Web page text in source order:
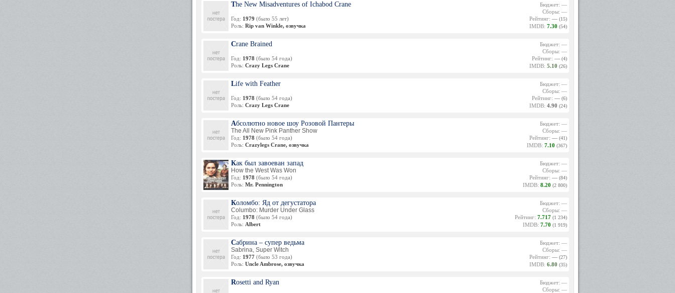
The New Misadventures of Ichabod Crane
Год: 1979 (было 55 лет)
Роль: Rip van Winkle, озвучка
Бюджет: —
Сборы: —
Рейтинг: — (15)
IMDB: 7.30 (54)
Crane Brained
Год: 1978 (было 54 года)
Роль: Crazy Legs Crane
Бюджет: —
Сборы: —
Рейтинг: — (4)
IMDB: 5.10 (26)
Life with Feather
Год: 1978 (было 54 года)
Роль: Crazy Legs Crane
Бюджет: —
Сборы: —
Рейтинг: — (6)
IMDB: 4.90 (24)
Абсолютно новое шоу Розовой Пантеры
The All New Pink Panther Show
Год: 1978 (было 54 года)
Роль: Crazylegs Crane, озвучка
Бюджет: —
Сборы: —
Рейтинг: — (41)
IMDB: 7.10 (367)
Как был завоеван запад
How the West Was Won
Год: 1978 (было 54 года)
Роль: Mr. Pennington
Бюджет: —
Сборы: —
Рейтинг: — (84)
IMDB: 8.20 (2 800)
Коломбо: Яд от дегустатора
Columbo: Murder Under Glass
Год: 1978 (было 54 года)
Роль: Albert
Бюджет: —
Сборы: —
Рейтинг: 7.717 (1 234)
IMDB: 7.70 (1 919)
Сабрина – супер ведьма
Sabrina, Super Witch
Год: 1977 (было 53 года)
Роль: Uncle Ambrose, озвучка
Бюджет: —
Сборы: —
Рейтинг: — (27)
IMDB: 6.80 (35)
Rosetti and Ryan
Бюджет: —
Сборы: —